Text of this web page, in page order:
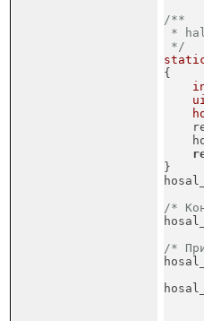
/**
*
*/
{
}
/*
/*